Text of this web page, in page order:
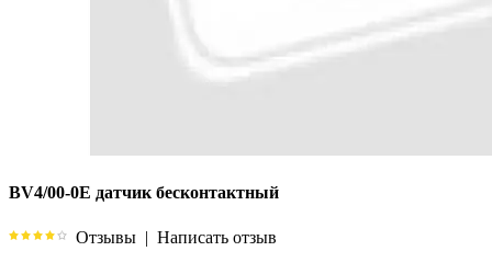
BV4/00-0E датчик бесконтактный
Отзывы | Написать отзыв